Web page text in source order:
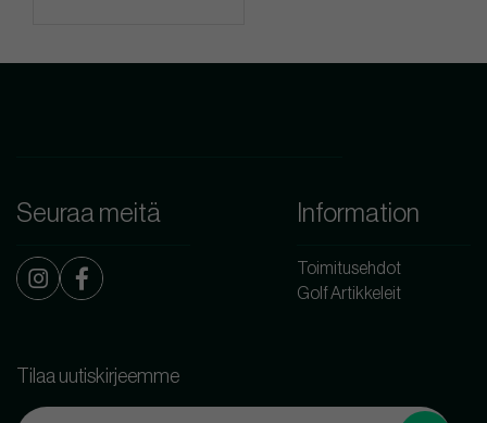
Seuraa meitä Information
Toimitusehdot
Golf Artikkeleit
Tilaa uutiskirjeemme